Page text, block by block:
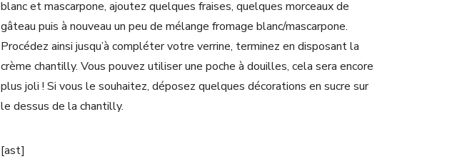
blanc et mascarpone, ajoutez quelques fraises, quelques morceaux de
gâteau puis à nouveau un peu de mélange fromage blanc/mascarpone.
Procédez ainsi jusqu’à compléter votre verrine, terminez en disposant la
crème chantilly. Vous pouvez utiliser une poche à douilles, cela sera encore
plus joli ! Si vous le souhaitez, déposez quelques décorations en sucre sur
le dessus de la chantilly.
[ast]